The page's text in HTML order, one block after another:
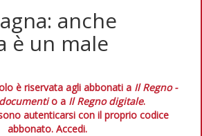
anche
è un male
è riservata agli abbonati a Il Regno -
o a Il Regno digitale.
autenticarsi con il proprio codice
abbonato. Accedi.